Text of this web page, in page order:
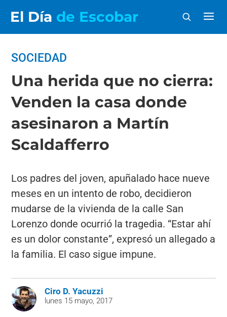
El Día de Escobar
SOCIEDAD
Una herida que no cierra:
Venden la casa donde
asesinaron a Martín
Scaldafferro
Los padres del joven, apuñalado hace nueve
meses en un intento de robo, decidieron
mudarse de la vivienda de la calle San
Lorenzo donde ocurrió la tragedia. “Estar ahí
es un dolor constante”, expresó un allegado a
la familia. El caso sigue impune.
Ciro D. Yacuzzi
lunes 15 mayo, 2017